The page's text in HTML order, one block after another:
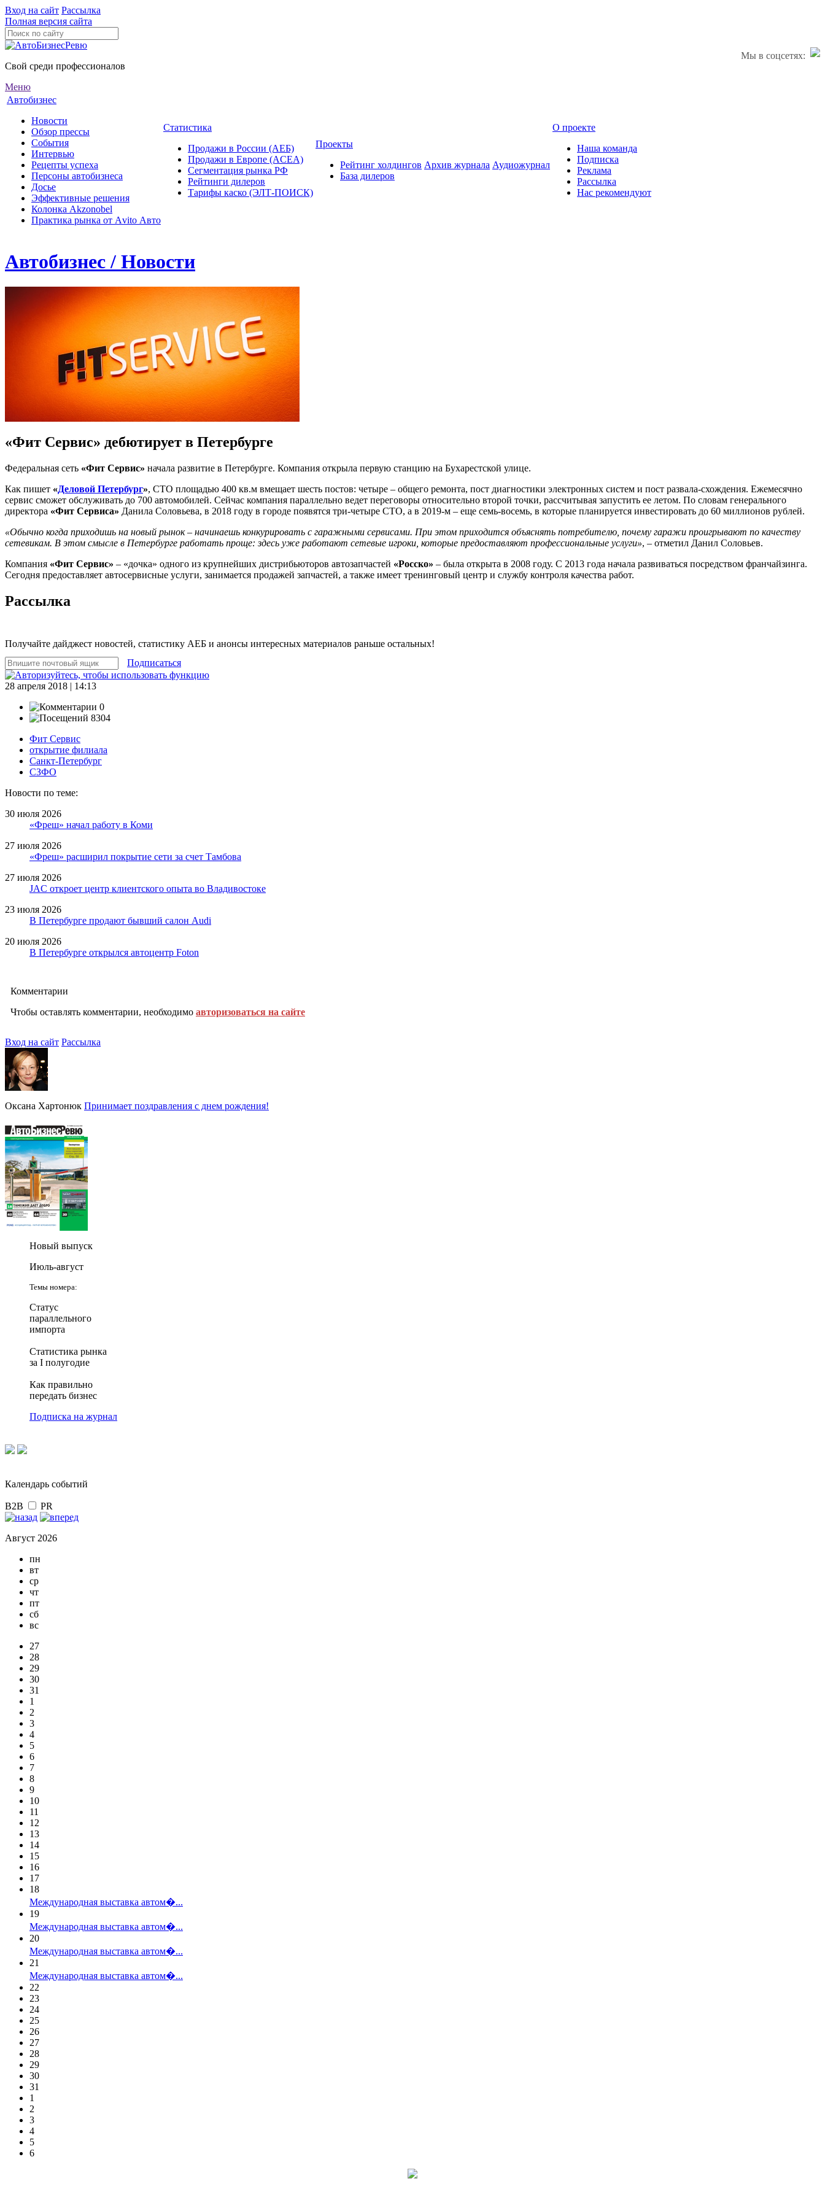
Вход на сайт Рассылка
Полная версия сайта
Мы в соцсетях:
Свой среди профессионалов
Меню
Автобизнес
Новости
Обзор прессы
События
Интервью
Рецепты успеха
Персоны автобизнеса
Досье
Эффективные решения
Колонка Akzonobel
Практика рынка от Аvito Авто
Статистика
Продажи в России (АЕБ)
Продажи в Европе (ACEA)
Сегментация рынка РФ
Рейтинги дилеров
Тарифы каско (ЭЛТ-ПОИСК)
Проекты
Рейтинг холдингов
База дилеров
Архив журнала Аудиожурнал
О проекте
Наша команда
Подписка
Реклама
Рассылка
Нас рекомендуют
Автобизнес / Новости
«Фит Сервис» дебютирует в Петербурге
Федеральная сеть «Фит Сервис» начала развитие в Петербурге. Компания открыла первую станцию на Бухарестской улице.
Как пишет «Деловой Петербург», СТО площадью 400 кв.м вмещает шесть постов: четыре – общего ремонта, пост диагностики электронных систем и пост развала-схождения. Ежемесячно
сервис сможет обслуживать до 700 автомобилей. Сейчас компания параллельно ведет переговоры относительно второй точки, рассчитывая запустить ее летом. По словам генерального
директора «Фит Сервиса» Данила Соловьева, в 2018 году в городе появятся три-четыре СТО, а в 2019-м – еще семь-восемь, в которые планируется инвестировать до 60 миллионов рублей.
«Обычно когда приходишь на новый рынок – начинаешь конкурировать с гаражными сервисами. При этом приходится объяснять потребителю, почему гаражи проигрывают по качеству
сетевикам. В этом смысле в Петербурге работать проще: здесь уже работают сетевые игроки, которые предоставляют профессиональные услуги», – отметил Данил Соловьев.
Компания «Фит Сервис» – «дочка» одного из крупнейших дистрибьюторов автозапчастей «Росско» – была открыта в 2008 году. С 2013 года начала развиваться посредством франчайзинга.
Сегодня предоставляет автосервисные услуги, занимается продажей запчастей, а также имеет тренинговый центр и службу контроля качества работ.
Рассылка
Получайте дайджест новостей, статистику АЕБ и анонсы интересных материалов раньше остальных!
Подписаться
28 апреля 2018 | 14:13
0
8304
Фит Сервис
открытие филиала
Санкт-Петербург
СЗФО
Новости по теме:
30 июля 2026
«Фреш» начал работу в Коми
27 июля 2026
«Фреш» расширил покрытие сети за счет Тамбова
27 июля 2026
JAC откроет центр клиентского опыта во Владивостоке
23 июля 2026
В Петербурге продают бывший салон Audi
20 июля 2026
В Петербурге открылся автоцентр Foton
Комментарии
Чтобы оставлять комментарии, необходимо авторизоваться на сайте
Вход на сайт Рассылка
Оксана Хартонюк Принимает поздравления с днем рождения!
Новый выпуск
Июль-август
Темы номера:
Статус
параллельного
импорта
Статистика рынка
за I полугодие
Как правильно
передать бизнес
Подписка на журнал
Календарь событий
B2B PR
Август 2026
пн
вт
ср
чт
пт
сб
вс
27
28
29
30
31
1
2
3
4
5
6
7
8
9
10
11
12
13
14
15
16
17
18
Международная выставка автом�...
19
Международная выставка автом�...
20
Международная выставка автом�...
21
Международная выставка автом�...
22
23
24
25
26
27
28
29
30
31
1
2
3
4
5
6